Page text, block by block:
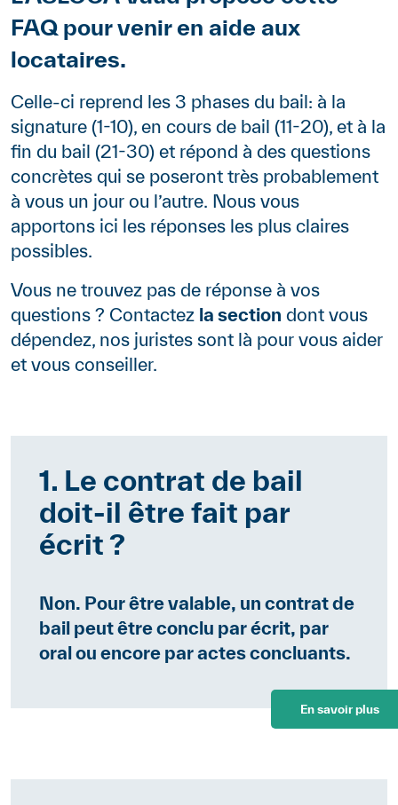
FAQ pour venir en aide aux
locataires.
Celle-ci reprend les 3 phases du bail: à la
signature (1-10), en cours de bail (11-20), et à la
fin du bail (21-30) et répond à des questions
concrètes qui se poseront très probablement
à vous un jour ou l’autre. Nous vous
apportons ici les réponses les plus claires
possibles.
Vous ne trouvez pas de réponse à vos
questions ? Contactez la section dont vous
dépendez, nos juristes sont là pour vous aider
et vous conseiller.
1. Le contrat de bail
doit-il être fait par
écrit ?
Non. Pour être valable, un contrat de
bail peut être conclu par écrit, par
oral ou encore par actes concluants.
En savoir plus